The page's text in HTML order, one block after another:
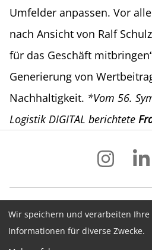
Umfelder anpassen. Vor
nach Ansicht von Ralf
für das Geschäft
Generierung von
Nachhaltigkeit. *Vom 56.
Logistik DIGITAL berichtete
Impressum Datenschutz
Hinweisgebersystem
Wir speichern und verarbeiten Ihre
Informationen für diverse Zwecke.